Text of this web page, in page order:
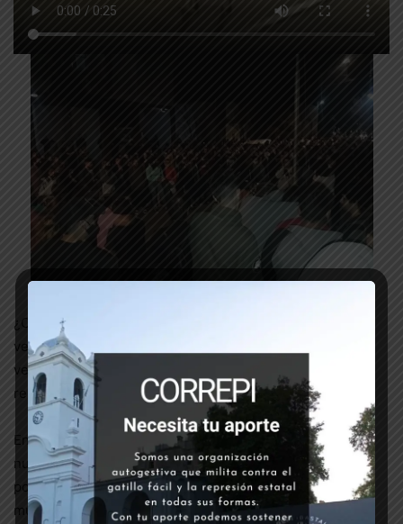
¿Cuántas muertas más tenemos que contar? ¿Cuántas
veces calladas las denuncias? ¿Cuántas veces hay que
verse muerta hasta terminar estándolo? ¿Cuánta más
represión como respuesta?
En lo que va del año ya son 44 femicidios en 40 días. En
nuestro Archivo de Casos advertimos que, en un
porcentaje importante, los casos registrados de víctimas
mujeres en manos del aparato represivo estatal, se